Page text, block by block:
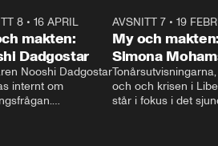
8• 16 APRIL
makten:
Dadgostar
Nooshi Dadgostar
internt om
AVSNITT 7• 19
My och makten:
Simona
och och krisen i
står i fokus i det